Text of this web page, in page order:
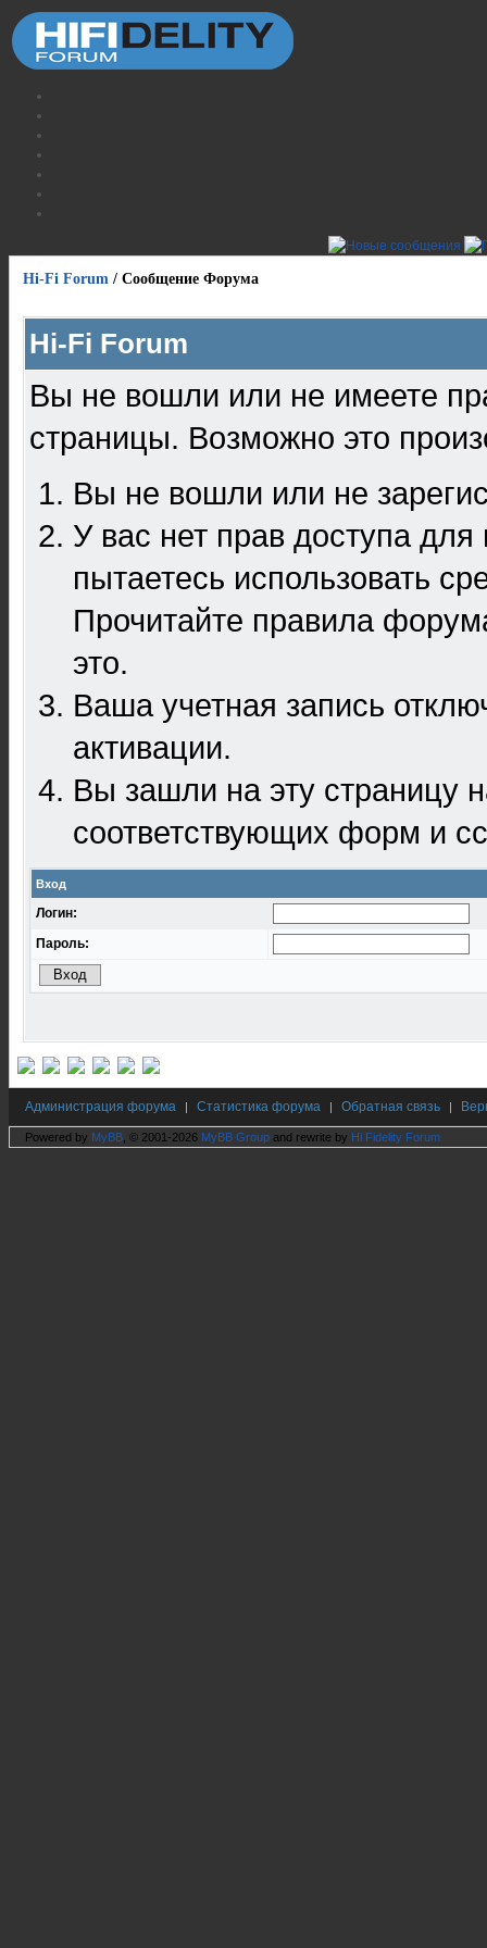
Hi-Fi Forum / Сообщение Форума
Hi-Fi Forum
Вы не вошли или не имеете
страницы. Возможно это
Вы не вошли или не
У вас нет прав доступа
пытаетесь использовать
Прочитайте правила
это.
Ваша учетная запись
активации.
Вы зашли на эту
соответствующих форм и
Вход
Логин:
Пароль:
Администрация форума | Статистика форума | Обратная связь |
Powered by MyBB , © 2001-2026 MyBB Group and rewrite by Hi Fidelity Forum